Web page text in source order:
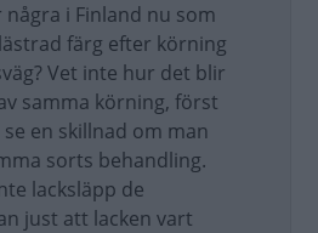
i Finland nu som
färg efter körning
Vet inte hur det blir
samma körning, först
en skillnad om man
sorts behandling.
lacksläpp de
just att lacken vart